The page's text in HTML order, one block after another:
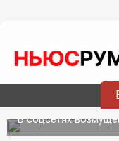
09.06.202009:17
Сормовский
В соцсетях